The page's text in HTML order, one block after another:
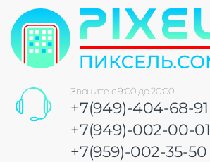
Звоните с 9:00 до 20:00
+7(949)-404-68-91
+7(949)-002-00-01
+7(959)-002-35-50